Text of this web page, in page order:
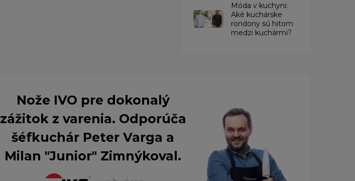
​Móda v kuchyni:
Aké kuchárske
rondony sú hitom
medzi kuchármi?
Nože IVO pre dokonalý
zážitok z varenia. Odporúča
šéfkuchár Peter Varga a
Milan "Junior" Zimnýkoval.